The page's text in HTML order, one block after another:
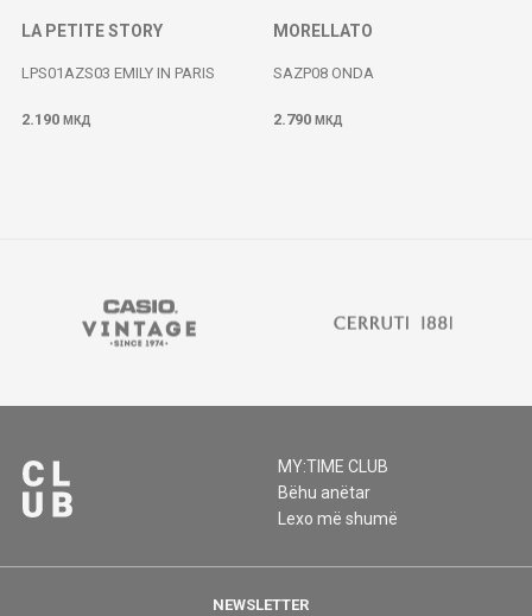
LA PETITE STORY
LPS01AZS03 EMILY IN PARIS
2.190 МКД
MORELLATO
SAZP08 ONDA
2.790 МКД
MY:TIME CLUB
Bëhu anëtar
Lexo më shumë
NEWSLETTER